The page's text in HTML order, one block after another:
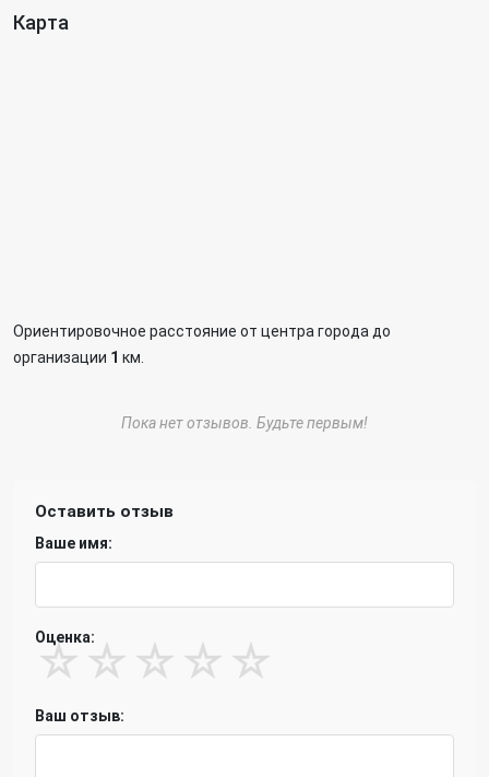
Карта
Ориентировочное расстояние от центра города до
организации 1 км.
Пока нет отзывов. Будьте первым!
Оставить отзыв
Ваше имя:
Оценка:
☆ ☆ ☆ ☆ ☆
Ваш отзыв: